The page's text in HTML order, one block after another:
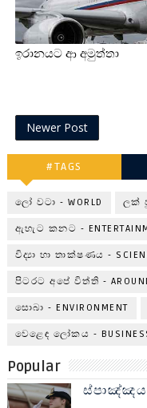
ඉරානයට ආ අමුත්තා
Newer Post
#TAGS
ලෝ වටා - WORLD ලක්
ඇහැට කනට -
විද්‍යා හා තාක්ෂණය -
පිටරට අපේ විත්ති - AROUND
සොබා - ENVIRONMENT
වෙළෙඳ ලෝකය -
Popular